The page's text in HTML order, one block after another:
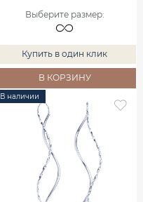
Выберите размер:
Купить в один клик
В КОРЗИНУ
В наличии